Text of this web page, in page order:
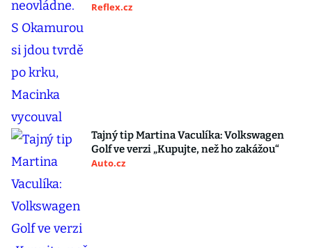
Reflex.cz
Tajný tip Martina Vaculíka: Volkswagen
Golf ve verzi „Kupujte, než ho zakážou“
Auto.cz